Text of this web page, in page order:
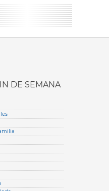
DE SEMANA